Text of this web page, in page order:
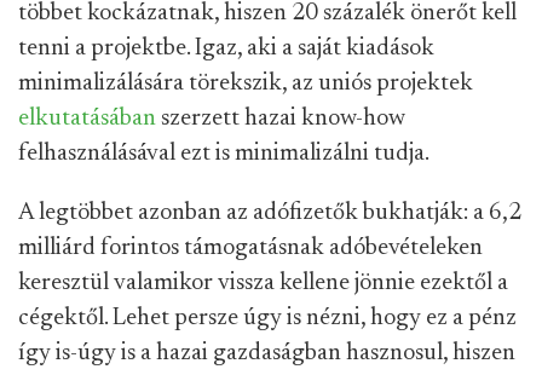
többet kockázatnak, hiszen 20 százalék önerőt kell
tenni a projektbe. Igaz, aki a saját kiadások
minimalizálására törekszik, az uniós projektek
elkutatásában szerzett hazai know-how
felhasználásával ezt is minimalizálni tudja.
A legtöbbet azonban az adófizetők bukhatják: a 6,2
milliárd forintos támogatásnak adóbevételeken
keresztül valamikor vissza kellene jönnie ezektől a
cégektől. Lehet persze úgy is nézni, hogy ez a pénz
így is-úgy is a hazai gazdaságban hasznosul, hiszen